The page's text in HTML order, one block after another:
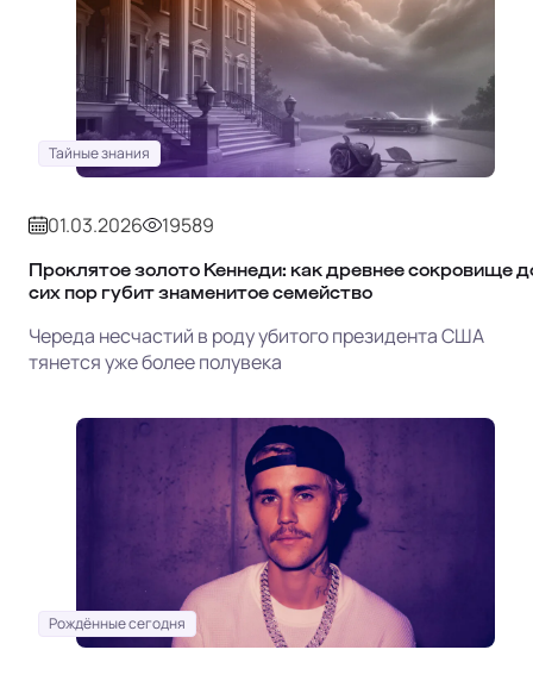
Тайные знания
01.03.2026 19589
Проклятое золото Кеннеди: как древнее сокровище
сих пор губит знаменитое семейство
Череда несчастий в роду убитого президента США
тянется уже более полувека
Рождённые сегодня